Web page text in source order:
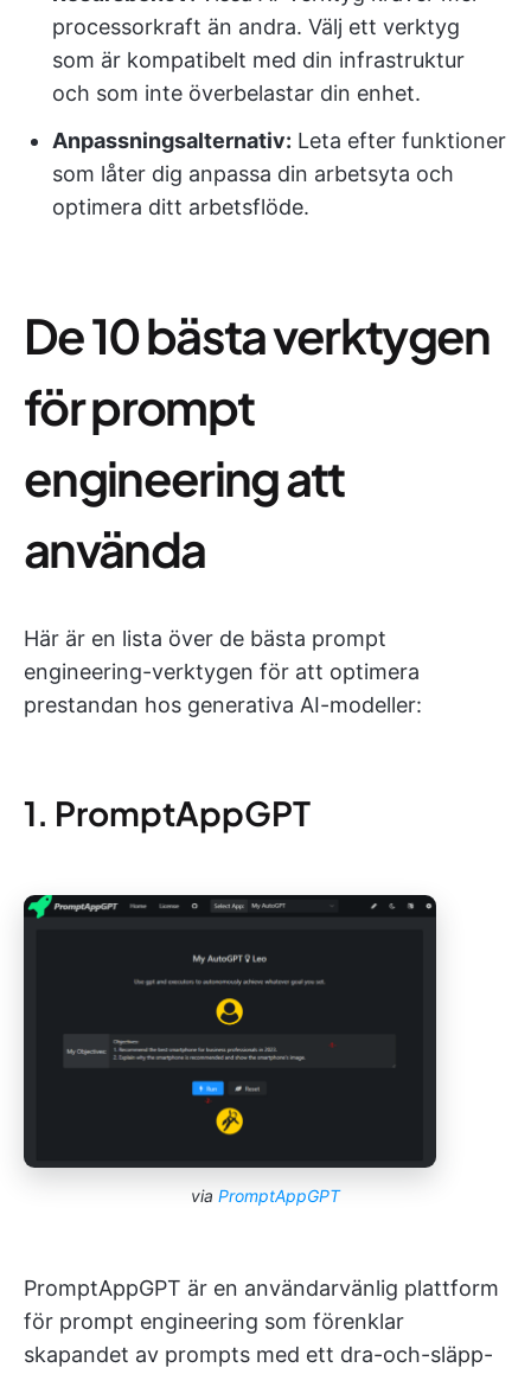
processorkraft än andra. Välj ett verktyg
som är kompatibelt med din infrastruktur
och som inte överbelastar din enhet.
Anpassningsalternativ: Leta efter funktioner
som låter dig anpassa din arbetsyta och
optimera ditt arbetsflöde.
De 10 bästa verktygen
för prompt
engineering att
använda
Här är en lista över de bästa prompt
engineering-verktygen för att optimera
prestandan hos generativa AI-modeller:
1. PromptAppGPT
via PromptAppGPT
PromptAppGPT är en användarvänlig plattform
för prompt engineering som förenklar
skapandet av prompts med ett dra-och-släpp-